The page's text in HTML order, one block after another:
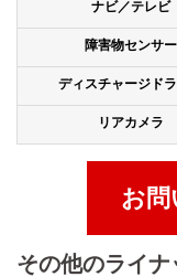
ナビ／テレビ
障害物センサー
ディスチャージド
リアカメラ
お問
その他のライナ